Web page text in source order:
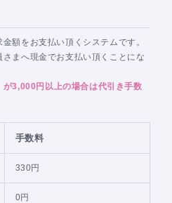
額をお支払い頂くシステムです。
まへ現金でお支払い頂くことにな
3,000円以上の場合は代引き手数
手数料
330円
0円